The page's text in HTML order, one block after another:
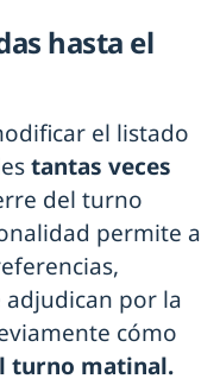
hasta el
el listado
tantas veces
del turno
permite a
por la
cómo
turno matinal.